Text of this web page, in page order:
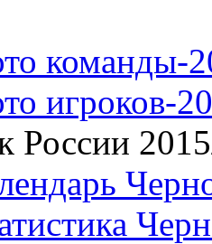
команды-
игроков-
России